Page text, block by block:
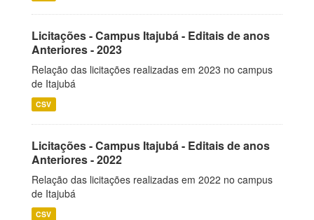
Licitações - Campus Itajubá - Editais de anos
Anteriores - 2023
Relação das licitações realizadas em 2023 no campus
de Itajubá
CSV
Licitações - Campus Itajubá - Editais de anos
Anteriores - 2022
Relação das licitações realizadas em 2022 no campus
de Itajubá
CSV